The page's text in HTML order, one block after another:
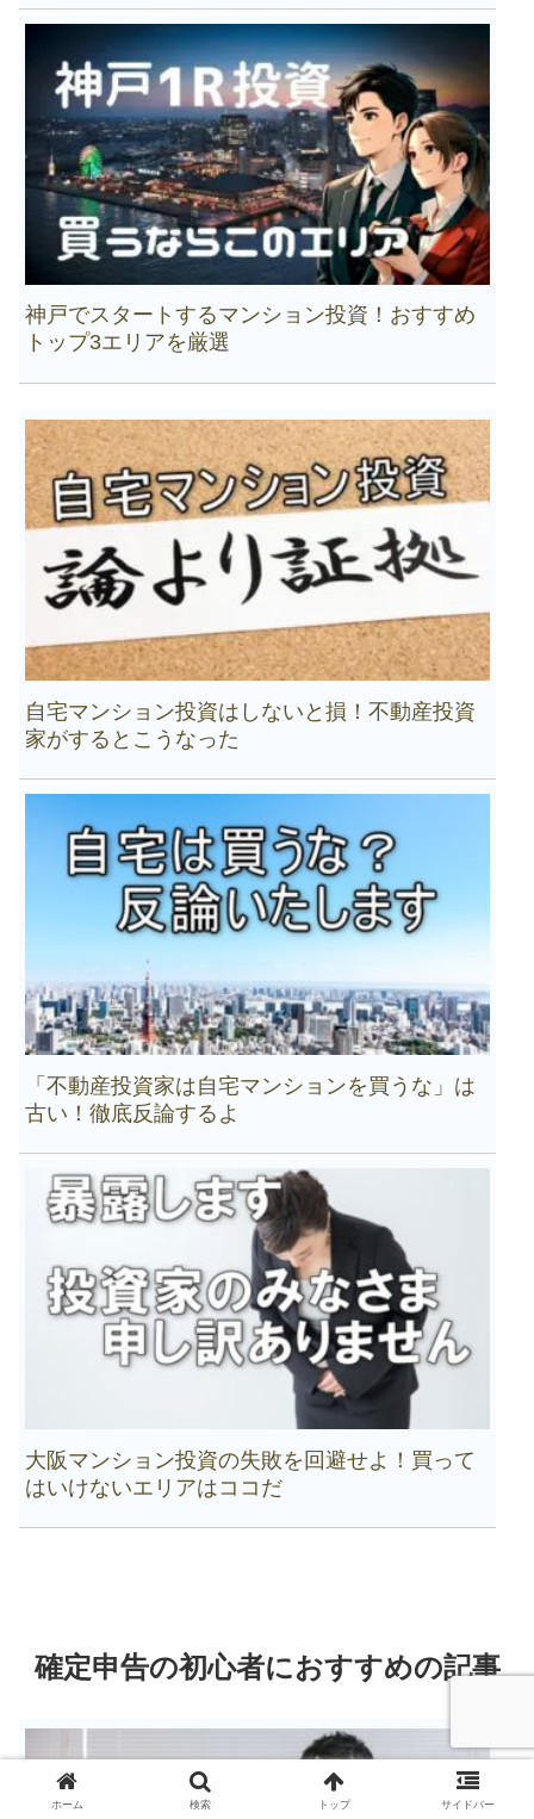
神戸でスタートするマンション投資！おすすめ
トップ3エリアを厳選
自宅マンション投資はしないと損！不動産投資
家がするとこうなった
「不動産投資家は自宅マンションを買うな」は
古い！徹底反論するよ
大阪マンション投資の失敗を回避せよ！買って
はいけないエリアはココだ
確定申告の初心者におすすめの記事
ホーム 検索 トップ サイドバー